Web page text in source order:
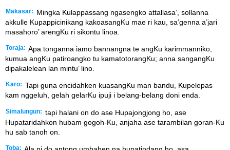
Makasar:
Mingka Kulappassang ngasengko attallasa’, sollanna
akkulle Kupappicinikang kakoasangKu mae ri kau, sa’genna a’jari
masahoro’ arengKu ri sikontu linoa.
Toraja: Apa tonganna iamo bannangna te angKu karimmanniko,
kumua angKu patiroangko tu kamatotorangKu; anna sangangKu
dipakalelean lan mintu’ lino.
Karo: Tapi guna encidahken kuasangKu man bandu, Kupelepas
kam nggeluh, gelah gelarKu ipuji i belang-belang doni enda.
Simalungun: tapi halani on do ase Hupajongjong ho, ase
Hupataridahkon hubam gogoh-Ku, anjaha ase tarambilan goran-Ku
hu sab tanoh on.
Toba: